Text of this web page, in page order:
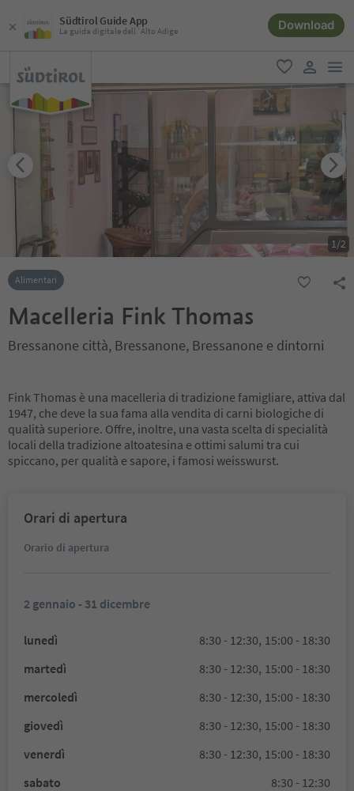
Südtirol Guide App
La guida digitale dell´Alto Adige Download
favoriti
user link
1/2
Alimentari
Macelleria Fink Thomas
Bressanone città, Bressanone, Bressanone e dintorni
Fink Thomas è una macelleria di tradizione famigliare, attiva dal
1947, che deve la sua fama alla vendita di carni biologiche di
qualità superiore. Offre, inoltre, una vasta scelta di specialità
locali della tradizione altoatesina e ottimi salumi tra cui
spiccano, per qualità e sapore, i famosi weisswurst.
Orari di apertura
Orario di apertura
2 gennaio - 31 dicembre
lunedì 8:30 - 12:30, 15:00 - 18:30
martedì
8:30 - 12:30, 15:00 - 18:30
mercoledì
8:30 - 12:30, 15:00 - 18:30
giovedì
8:30 - 12:30, 15:00 - 18:30
venerdì
8:30 - 12:30, 15:00 - 18:30
sabato
8:30 - 12:30